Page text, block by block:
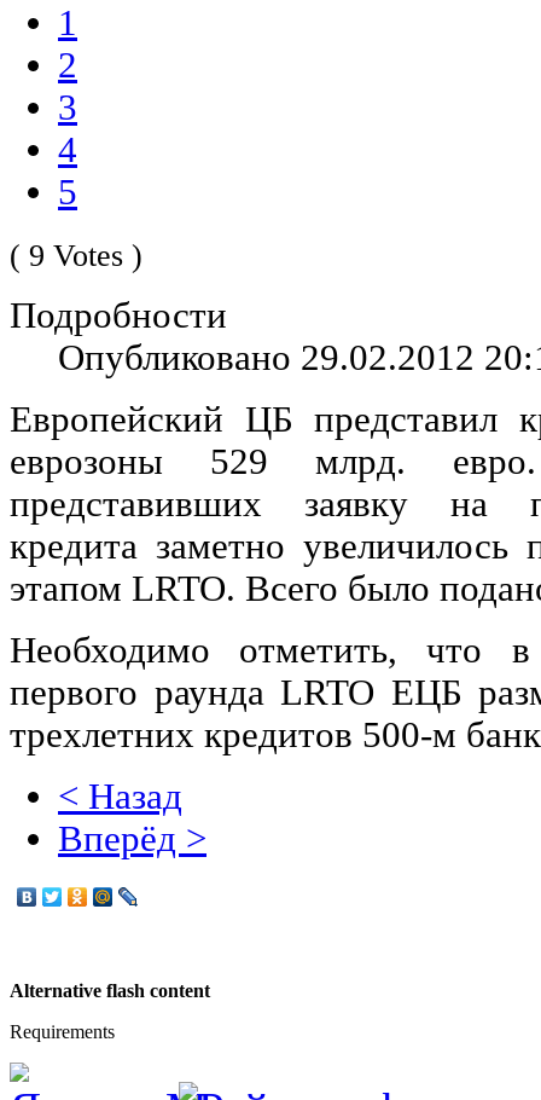
1
2
3
4
5
( 9 Votes )
Подробности
Опубликовано 29.02.2012
Европейский ЦБ представил
еврозоны 529 млрд. евро.
представивших заявку на
кредита заметно
этапом LRTO. Всего было
Необходимо отметить, что в
первого раунда LRTO ЕЦБ
трехлетних кредитов 500-м
< Назад
Вперёд >
Alternative flash content
Requirements